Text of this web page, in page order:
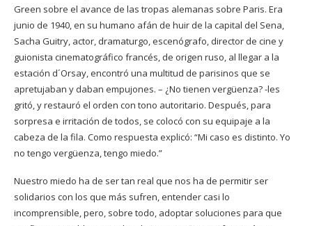
Green sobre el avance de las tropas alemanas sobre Paris. Era
junio de 1940, en su humano afán de huir de la capital del Sena,
Sacha Guitry, actor, dramaturgo, escenógrafo, director de cine y
guionista cinematográfico francés, de origen ruso, al llegar a la
estación d´Orsay, encontró una multitud de parisinos que se
apretujaban y daban empujones. – ¿No tienen vergüenza? -les
gritó, y restauró el orden con tono autoritario. Después, para
sorpresa e irritación de todos, se colocó con su equipaje a la
cabeza de la fila. Como respuesta explicó: “Mi caso es distinto. Yo
no tengo vergüenza, tengo miedo.”
Nuestro miedo ha de ser tan real que nos ha de permitir ser
solidarios con los que más sufren, entender casi lo
incomprensible, pero, sobre todo, adoptar soluciones para que